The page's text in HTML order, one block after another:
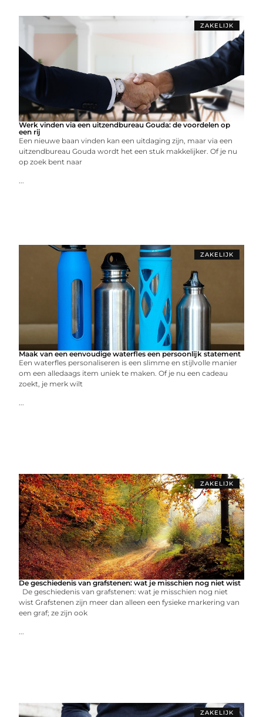
ZAKELIJK
Werk vinden via een uitzendbureau Gouda: de voordelen op
een rij
Een nieuwe baan vinden kan een uitdaging zijn, maar via een
uitzendbureau Gouda wordt het een stuk makkelijker. Of je nu
op zoek bent naar
...
ZAKELIJK
Maak van een eenvoudige waterfles een persoonlijk statement
Een waterfles personaliseren is een slimme en stijlvolle manier
om een alledaags item uniek te maken. Of je nu een cadeau
zoekt, je merk wilt
...
ZAKELIJK
De geschiedenis van grafstenen: wat je misschien nog niet wist
De geschiedenis van grafstenen: wat je misschien nog niet
wist Grafstenen zijn meer dan alleen een fysieke markering van
een graf; ze zijn ook
...
ZAKELIJK